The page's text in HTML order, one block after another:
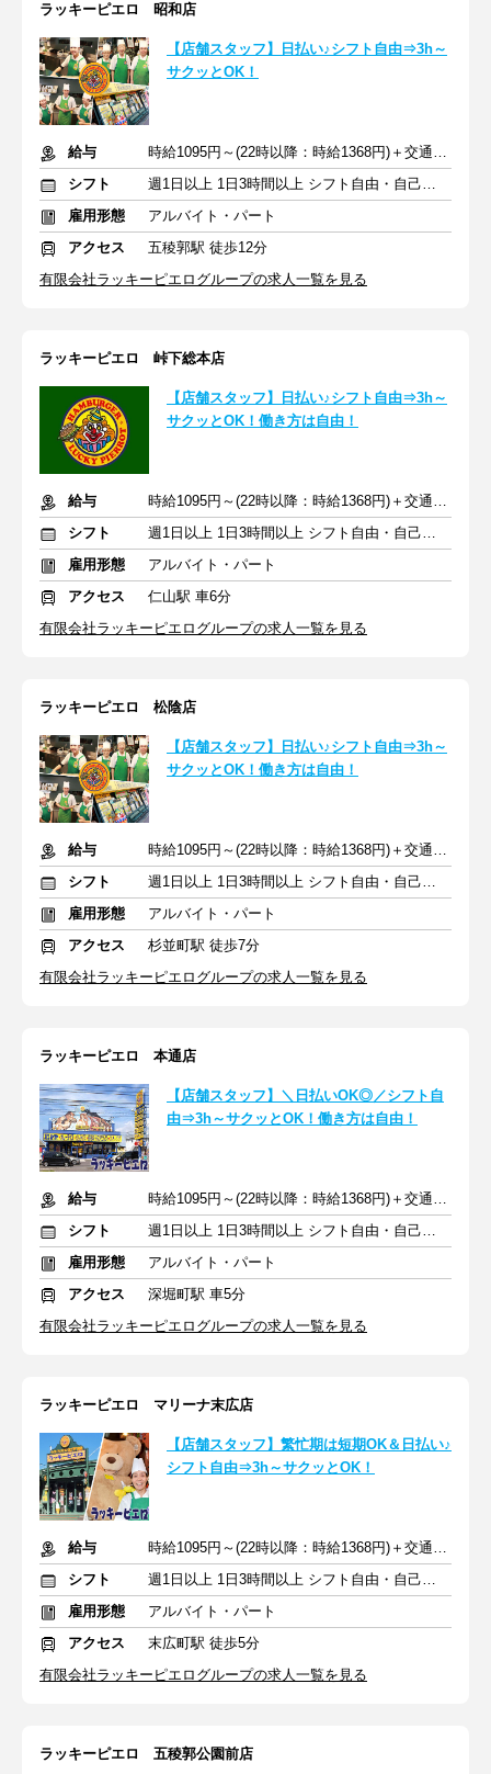
ラッキーピエロ 昭和店
【店舗スタッフ】日払い♪シフト自由⇒3h～
サクッとOK！
給与
時給1095円～(22時以降：時給1368円)＋交通費規定支給
シフト
週1日以上 1日3時間以上 シフト自由・自己申告
雇用形態
アルバイト・パート
アクセス
五稜郭駅 徒歩12分
有限会社ラッキーピエログループの求人一覧を見る
ラッキーピエロ 峠下総本店
【店舗スタッフ】日払い♪シフト自由⇒3h～
サクッとOK！働き方は自由！
給与
時給1095円～(22時以降：時給1368円)＋交通費規定支給
シフト
週1日以上 1日3時間以上 シフト自由・自己申告
雇用形態
アルバイト・パート
アクセス
仁山駅 車6分
有限会社ラッキーピエログループの求人一覧を見る
ラッキーピエロ 松陰店
【店舗スタッフ】日払い♪シフト自由⇒3h～
サクッとOK！働き方は自由！
給与
時給1095円～(22時以降：時給1368円)＋交通費規定支給
シフト
週1日以上 1日3時間以上 シフト自由・自己申告
雇用形態
アルバイト・パート
アクセス
杉並町駅 徒歩7分
有限会社ラッキーピエログループの求人一覧を見る
ラッキーピエロ 本通店
【店舗スタッフ】＼日払いOK◎／シフト自
由⇒3h～サクッとOK！働き方は自由！
給与
時給1095円～(22時以降：時給1368円)＋交通費規定支給
シフト
週1日以上 1日3時間以上 シフト自由・自己申告
雇用形態
アルバイト・パート
アクセス
深堀町駅 車5分
有限会社ラッキーピエログループの求人一覧を見る
ラッキーピエロ マリーナ末広店
【店舗スタッフ】繁忙期は短期OK＆日払い♪
シフト自由⇒3h～サクッとOK！
給与
時給1095円～(22時以降：時給1368円)＋交通費規定支給
シフト
週1日以上 1日3時間以上 シフト自由・自己申告
雇用形態
アルバイト・パート
アクセス
末広町駅 徒歩5分
有限会社ラッキーピエログループの求人一覧を見る
ラッキーピエロ 五稜郭公園前店